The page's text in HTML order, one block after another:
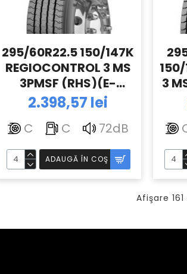
295/60R22.5 150/147K
REGIOCONTROL 3 MS
3PMSF (RHS)(E-
35.73) TL FULDA
2.398,57 lei
C C 72dB
ADAUGĂ ÎN COŞ
150/
3
Afişare